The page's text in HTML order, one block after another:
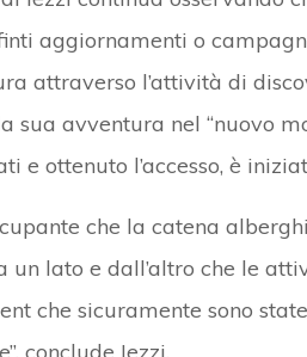
aggiornamenti o
attraverso l’attività di
sua avventura nel “nuovo
e ottenuto l’accesso, è
che la catena
un lato e dall’altro che le
che sicuramente sono
conclude Iezzi.